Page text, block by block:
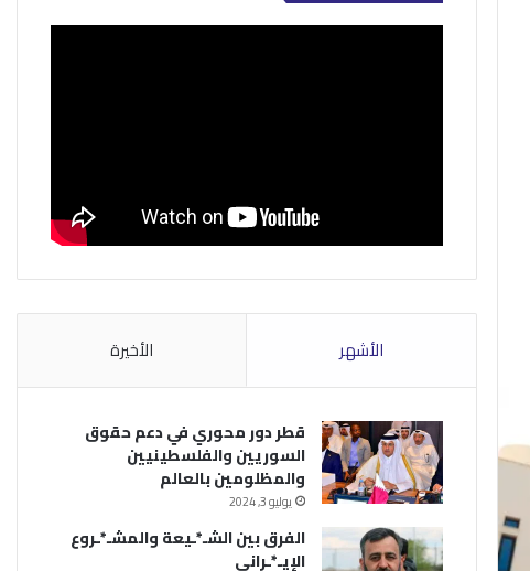
الأشهر الأخيرة
قطر دور محوري في دعم حقوق
السوريين والفلسطينيين
والمظلومين بالعالم
يوليو 3, 2024
الفرق بين الشـ*ـيعة والمشـ*ـروع
الإيـ*ـراني